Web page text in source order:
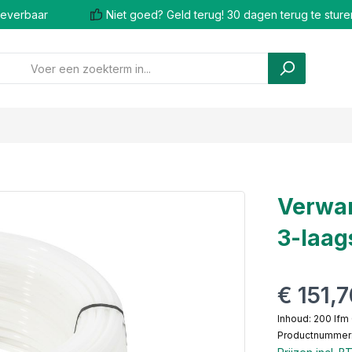
Niet goed? Geld terug! 30 dagen terug te
3-
€
Inhoud: 200 lfm